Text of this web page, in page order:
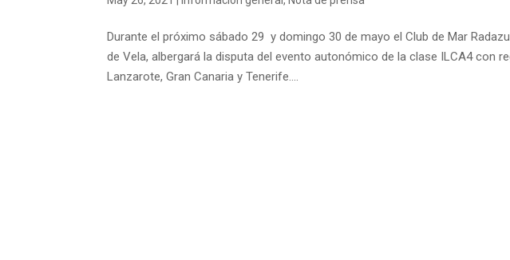
Durante el próximo sábado 29 y domingo 30 de mayo el Club de Mar
de Vela, albergará la disputa del evento autonómico de la clase ILCA4 con
Lanzarote, Gran Canaria y Tenerife....